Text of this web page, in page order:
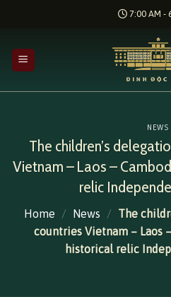
7:00 AM -
NEWS
The children’s
Vietnam – Laos –
relic
Home / News /
The
countries Vietnam – Laos
historical relic